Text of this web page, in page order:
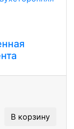
В корзину